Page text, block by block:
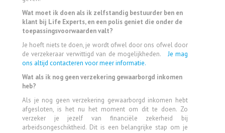
Wat moet ik doen als ik zelfstandig bestuurder ben en
klant bij Life Experts, en een polis geniet die onder de
toepassingsvoorwaarden valt?
Je hoeft niets te doen, je wordt ofwel door ons ofwel door
de verzekeraar verwittigd van de mogelijkheden. Je mag
ons altijd contacteren voor meer informatie.
Wat als ik nog geen verzekering gewaarborgd inkomen
heb?
Als je nog geen verzekering gewaarborgd inkomen hebt
afgesloten, is het nu het moment om dit te doen. Zo
verzeker je jezelf van financiële zekerheid bij
arbeidsongeschiktheid. Dit is een belangrijke stap om je